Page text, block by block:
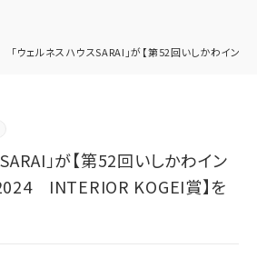
「ウェルネスハウスSARAI」が【第52回いしかわイ
」が【第52回いしかわイン
INTERIOR KOGEI賞】を